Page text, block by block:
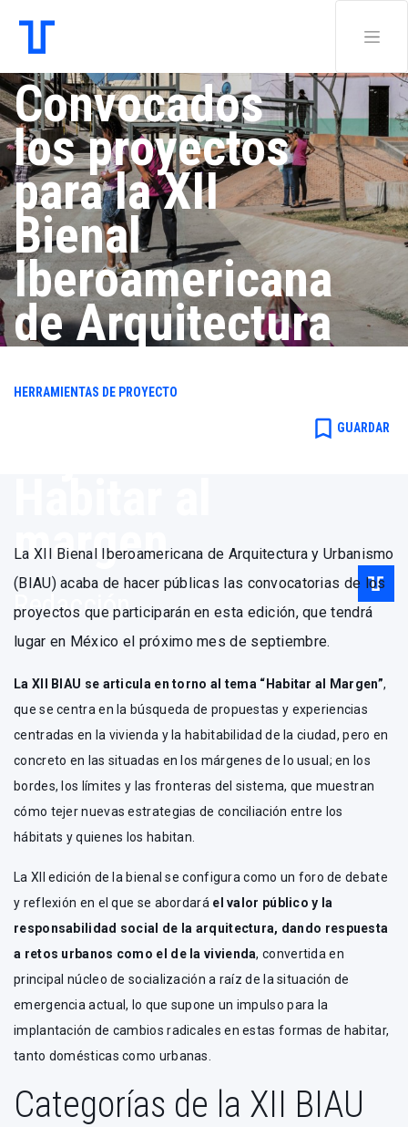
Convocados
los proyectos
para la XII
Bienal
Iberoamericana
de Arquitectura
y Urbanismo
organizada
margen
Redacción .
HERRAMIENTAS DE PROYECTO
bookmark_border GUARDAR
La XII Bienal Iberoamericana de Arquitectura y Urbanismo
(BIAU) acaba de hacer públicas las convocatorias de los
proyectos que participarán en esta edición, que tendrá
lugar en México el próximo mes de septiembre.
La XII BIAU se articula en torno al tema “Habitar al Margen”,
que se centra en la búsqueda de propuestas y experiencias
centradas en la vivienda y la habitabilidad de la ciudad, pero en
concreto en las situadas en los márgenes de lo usual; en los
bordes, los límites y las fronteras del sistema, que muestran
cómo tejer nuevas estrategias de conciliación entre los
hábitats y quienes los habitan.
La XII edición de la bienal se configura como un foro de debate
y reflexión en el que se abordará el valor público y la
responsabilidad social de la arquitectura, dando respuesta
a retos urbanos como el de la vivienda, convertida en
principal núcleo de socialización a raíz de la situación de
emergencia actual, lo que supone un impulso para la
implantación de cambios radicales en estas formas de habitar,
tanto domésticas como urbanas.
Categorías de la XII BIAU